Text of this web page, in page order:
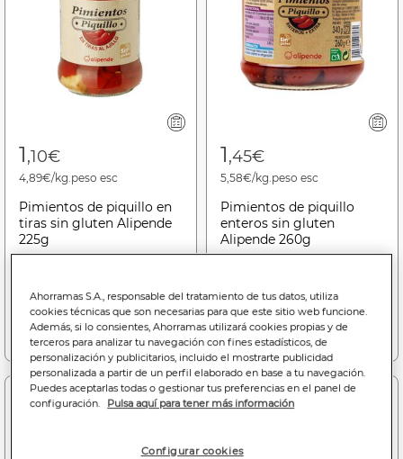
1,10€
4,89€/kg.peso esc
Pimientos de piquillo en
tiras sin gluten Alipende
225g
Añadir a la cesta
1,45€
5,58€/kg.peso esc
Pimientos de piquillo
enteros sin gluten
Alipende 260g
Añadir a la cesta
Ahorramas S.A., responsable del tratamiento de tus datos, utiliza
cookies técnicas que son necesarias para que este sitio web funcione.
Además, si lo consientes, Ahorramas utilizará cookies propias y de
terceros para analizar tu navegación con fines estadísticos, de
personalización y publicitarios, incluido el mostrarte publicidad
personalizada a partir de un perfil elaborado en base a tu navegación.
Puedes aceptarlas todas o gestionar tus preferencias en el panel de
configuración.
Pulsa aquí para tener más información
Configurar cookies